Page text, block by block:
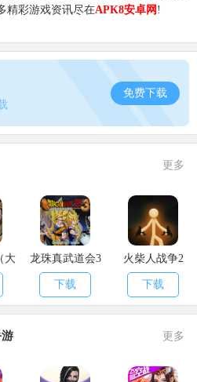
精彩游戏资讯尽在APK8安卓网 !
免费下载
更多
大
龙珠真武道会3
下载
火柴人战争2
下载
更多